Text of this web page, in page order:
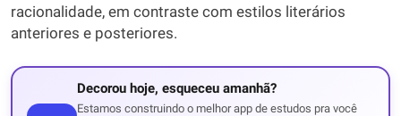
racionalidade, em contraste com estilos literários
anteriores e posteriores.
Decorou hoje, esqueceu amanhã?
Estamos construindo o melhor app de estudos pra você